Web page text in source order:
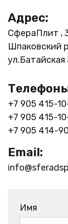
Адрес:
СфераПлит ,
Шпаковский
ул.Батайская
+7 905 415-
+7 905 415-
+7 905 414-
Email:
Имя